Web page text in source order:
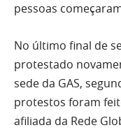
pessoas
No último final de
protestado
sede da GAS,
protestos foram
afiliada da Rede